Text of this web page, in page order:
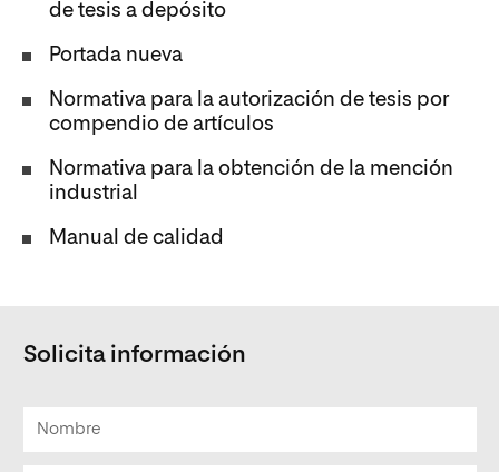
de tesis a depósito
Portada nueva
Normativa para la autorización de tesis por
compendio de artículos
Normativa para la obtención de la mención
industrial
Manual de calidad
Solicita información